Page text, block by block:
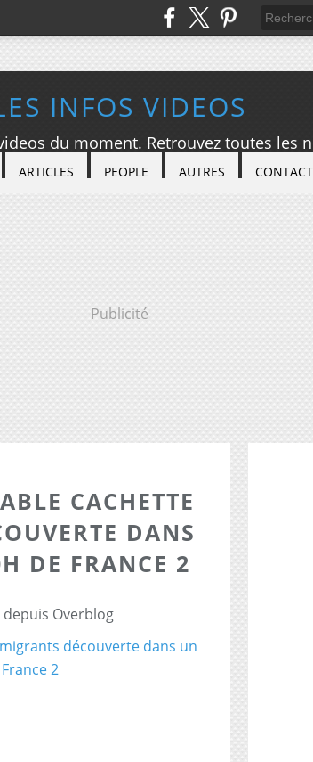
INFOS VIDEOS
du moment. Retrouvez toutes les
ARTICLES PEOPLE AUTRES CONTACT
Publicité
CACHETTE
DANS
DE FRANCE 2
Overblog